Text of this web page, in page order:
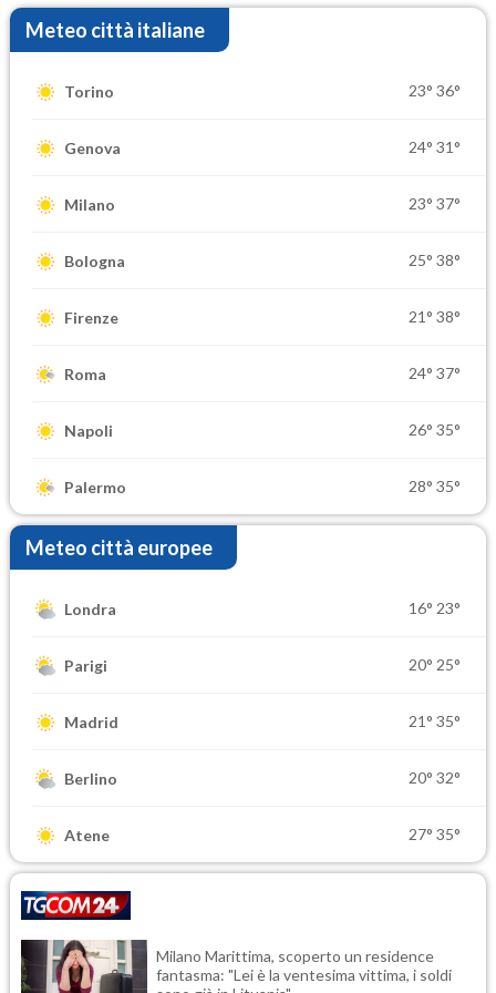
Meteo città italiane
Torino 23° 36°
Genova 24° 31°
Milano 23° 37°
Bologna 25° 38°
Firenze 21° 38°
Roma 24° 37°
Napoli 26° 35°
Palermo 28° 35°
Meteo città europee
Londra 16° 23°
Parigi 20° 25°
Madrid 21° 35°
Berlino 20° 32°
Atene 27° 35°
Milano Marittima, scoperto un residence
fantasma: "Lei è la ventesima vittima, i soldi